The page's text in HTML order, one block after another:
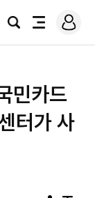
검
전
로
그
민카드
터가 사